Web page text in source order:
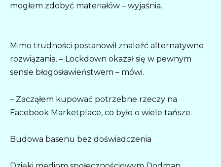
mogłem zdobyć materiałów – wyjaśnia.
Mimo trudności postanowił znaleźć alternatywne
rozwiązania. – Lockdown okazał się w pewnym
sensie błogosławieństwem – mówi.
– Zacząłem kupować potrzebne rzeczy na
Facebook Marketplace, co było o wiele tańsze.
Budowa basenu bez doświadczenia